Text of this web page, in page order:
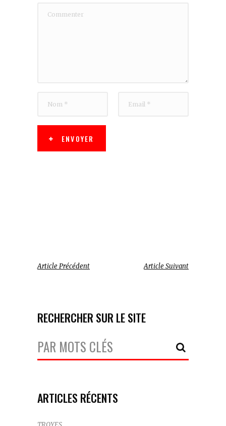
ENVOYER
Article Précédent Article Suivant
RECHERCHER SUR LE SITE
Votre
Recherche:
ARTICLES RÉCENTS